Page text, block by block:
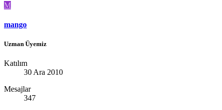
M
mango
Uzman Üyemiz
Katılım
30 Ara 2010
Mesajlar
347